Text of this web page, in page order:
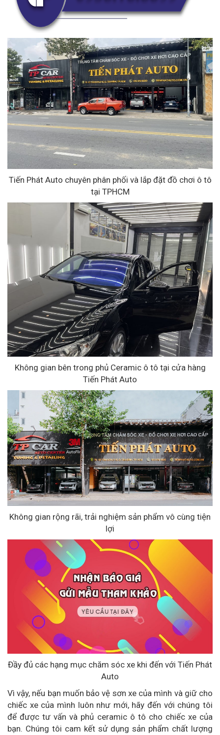
Tiến Phát Auto chuyên phân phối và lắp đặt đồ chơi ô tô
tại TPHCM
Không gian bên trong phủ Ceramic ô tô tại cửa hàng
Tiến Phát Auto
Không gian rộng rãi, trải nghiệm sản phẩm vô cùng tiện
lợi
Đầy đủ các hạng mục chăm sóc xe khi đến với Tiến Phát
Auto
Vì vậy, nếu bạn muốn bảo vệ sơn xe của mình và giữ cho
chiếc xe của mình luôn như mới, hãy đến với chúng tôi
để được tư vấn và phủ ceramic ô tô cho chiếc xe của
bạn. Chúng tôi cam kết sử dụng sản phẩm chất lượng